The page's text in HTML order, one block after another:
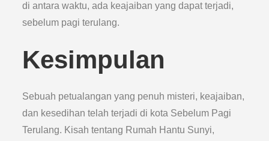
di antara waktu, ada keajaiban yang dapat terjadi,
sebelum pagi terulang.
Kesimpulan
Sebuah petualangan yang penuh misteri, keajaiban,
dan kesedihan telah terjadi di kota Sebelum Pagi
Terulang. Kisah tentang Rumah Hantu Sunyi,